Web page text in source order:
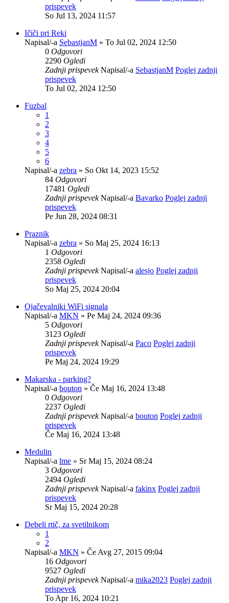
prispevek
So Jul 13, 2024 11:57
Ičiči pri Reki
Napisal/-a SebastjanM » To Jul 02, 2024 12:50
0 Odgovori
2290 Ogledi
Zadnji prispevekNapisal/-a SebastjanM Poglej zadnji
prispevek
To Jul 02, 2024 12:50
Fuzbal
1
2
3
4
5
6
Napisal/-a zebra » So Okt 14, 2023 15:52
84 Odgovori
17481 Ogledi
Zadnji prispevekNapisal/-a Bavarko Poglej zadnji
prispevek
Pe Jun 28, 2024 08:31
Praznik
Napisal/-a zebra » So Maj 25, 2024 16:13
1 Odgovori
2358 Ogledi
Zadnji prispevekNapisal/-a alesjo Poglej zadnji
prispevek
So Maj 25, 2024 20:04
Ojačevalniki WiFi signala
Napisal/-a MKN » Pe Maj 24, 2024 09:36
5 Odgovori
3123 Ogledi
Zadnji prispevekNapisal/-a Paco Poglej zadnji
prispevek
Pe Maj 24, 2024 19:29
Makarska - parking?
Napisal/-a bouton » Če Maj 16, 2024 13:48
0 Odgovori
2237 Ogledi
Zadnji prispevekNapisal/-a bouton Poglej zadnji
prispevek
Če Maj 16, 2024 13:48
Medulin
Napisal/-a lme » Sr Maj 15, 2024 08:24
3 Odgovori
2494 Ogledi
Zadnji prispevekNapisal/-a fakinx Poglej zadnji
prispevek
Sr Maj 15, 2024 20:28
Debeli rtič, za svetilnikom
1
2
Napisal/-a MKN » Če Avg 27, 2015 09:04
16 Odgovori
9527 Ogledi
Zadnji prispevekNapisal/-a mika2023 Poglej zadnji
prispevek
To Apr 16, 2024 10:21